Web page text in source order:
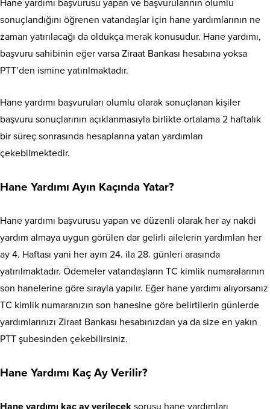
Hane yardımı başvurusu yapan ve başvurularının olumlu
sonuçlandığını öğrenen vatandaşlar için hane yardımlarının ne
zaman yatırılacağı da oldukça merak konusudur. Hane yardımı,
başvuru sahibinin eğer varsa Ziraat Bankası hesabına yoksa
PTT’den ismine yatırılmaktadır.
Hane yardımı başvuruları olumlu olarak sonuçlanan kişiler
başvuru sonuçlarının açıklanmasıyla birlikte ortalama 2 haftalık
bir süreç sonrasında hesaplarına yatan yardımları
çekebilmektedir.
Hane Yardımı Ayın Kaçında Yatar?
Hane yardımı başvurusu yapan ve düzenli olarak her ay nakdi
yardım almaya uygun görülen dar gelirli ailelerin yardımları her
ay 4. Haftası yani her ayın 24. ila 28. günleri arasında
yatırılmaktadır. Ödemeler vatandaşların TC kimlik numaralarının
son hanelerine göre sırayla yapılır. Eğer hane yardımı alıyorsanız
TC kimlik numaranızın son hanesine göre belirtilerin günlerde
yardımlarınızı Ziraat Bankası hesabınızdan ya da size en yakın
PTT şubesinden çekebilirsiniz.
Hane Yardımı Kaç Ay Verilir?